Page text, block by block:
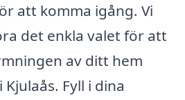
att komma igång. Vi
det enkla valet för att
av ditt hem
Fyll i dina